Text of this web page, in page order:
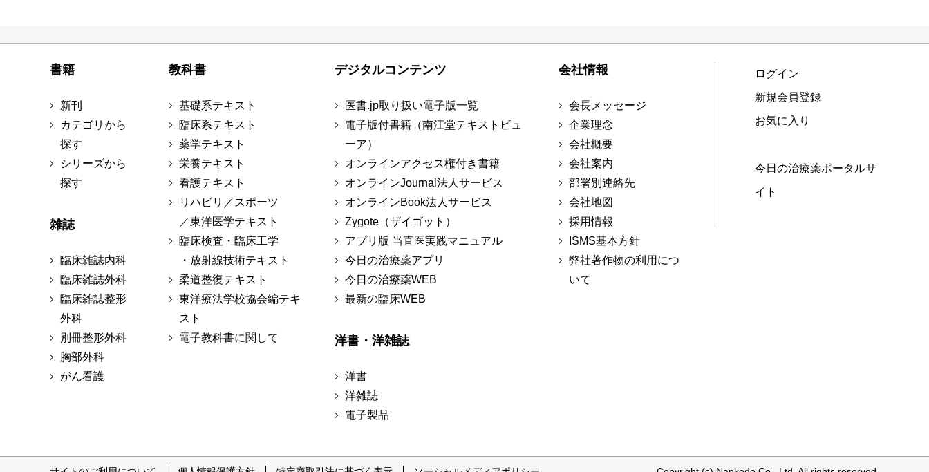
書籍
新刊
カテゴリから
探す
シリーズから
探す
雑誌
臨床雑誌内科
臨床雑誌外科
臨床雑誌整形
外科
別冊整形外科
胸部外科
がん看護
教科書
基礎系テキスト
臨床系テキスト
薬学テキスト
栄養テキスト
看護テキスト
リハビリ／スポーツ
／東洋医学テキスト
臨床検査・臨床工学
・放射線技術テキスト
柔道整復テキスト
東洋療法学校協会編テキ
スト
電子教科書に関して
デジタルコンテンツ
医書.jp取り扱い電子版一覧
電子版付書籍（南江堂テキストビュ
ーア）
オンラインアクセス権付き書籍
オンラインJournal法人サービス
オンラインBook法人サービス
Zygote（ザイゴット）
アプリ版 当直医実践マニュアル
今日の治療薬アプリ
今日の治療薬WEB
最新の臨床WEB
洋書・洋雑誌
洋書
洋雑誌
電子製品
会社情報
会長メッセージ
企業理念
会社概要
会社案内
部署別連絡先
会社地図
採用情報
ISMS基本方針
弊社著作物の利用につ
いて
ログイン
新規会員登録
お気に入り
今日の治療薬ポータルサ
イト